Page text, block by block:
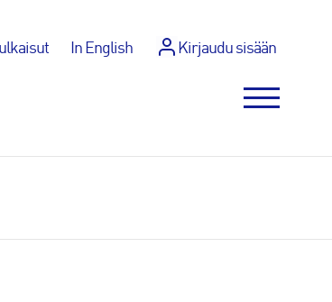
In English Kirjaudu sisään